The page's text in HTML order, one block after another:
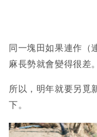
同一塊田如果連作（
麻長勢就會變得很差。
所以，明年就要另覓
下。